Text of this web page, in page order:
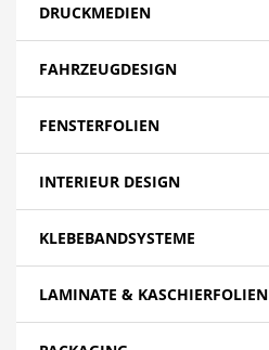
DRUCKMEDIEN
FAHRZEUGDESIGN
FENSTERFOLIEN
INTERIEUR DESIGN
KLEBEBANDSYSTEME
LAMINATE & KASCHIERFOLIEN